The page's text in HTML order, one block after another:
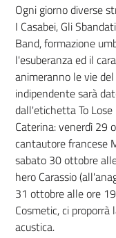
Ogni giorno diverse
I Casabei, Gli
Band, formazione
l'esuberanza ed il
animeranno le vie
indipendente sarà
dall'etichetta To Lose
Caterina: venerdì 29
cantautore francese
sabato 30 ottobre
hero Carassio
31 ottobre alle ore
Cosmetic, ci
acustica.